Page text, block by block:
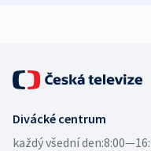
Divácké centrum
každý všední den: